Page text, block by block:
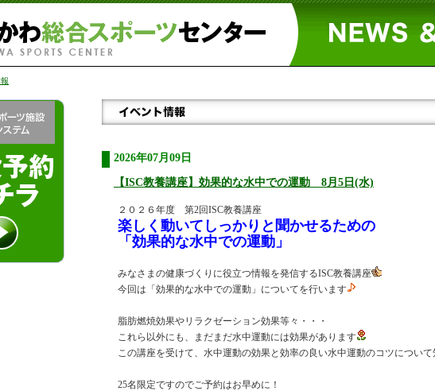
2026年07月09日
【ISC教養講座】効果的な水中での運動 8月5日(水)
２０２６年度 第2回ISC教養講座
楽しく動いてしっかりと聞かせるための
「効果的な水中での運動」
みなさまの健康づくりに役立つ情報を発信するISC教養講座
今回は「効果的な水中での運動」についてを行います
脂肪燃焼効果やリラクゼーション効果等々・・・
これら以外にも、まだまだ水中運動には効果があります
この講座を受けて、水中運動の効果と効率の良い水中運動のコツについ
25名限定ですのでご予約はお早めに！